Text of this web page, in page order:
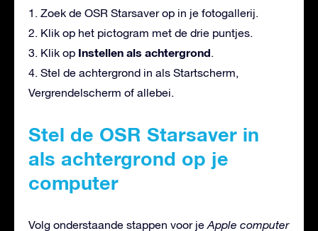
1. Zoek de OSR Starsaver op in je fotogallerij.
2. Klik op het pictogram met de drie puntjes.
3. Klik op Instellen als achtergrond
4. Stel de achtergrond in als Startscherm,
Vergrendelscherm of allebei.
Stel de OSR Starsaver in
als achtergrond op je
computer
Volg onderstaande stappen voor je Apple computer